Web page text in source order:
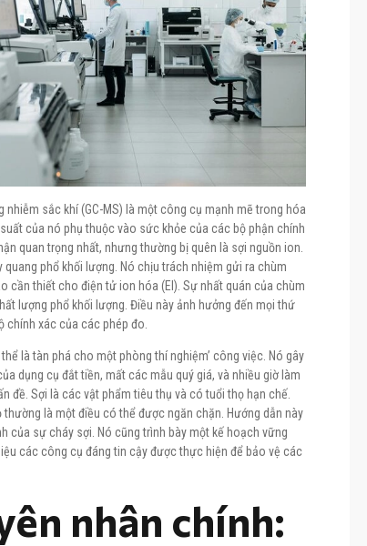
nhiễm sắc khí (GC-MS) là một công cụ mạnh mẽ trong hóa
của nó phụ thuộc vào sức khỏe của các bộ phận chính
quan trọng nhất, nhưng thường bị quên là sợi nguồn ion.
phổ khối lượng. Nó chịu trách nhiệm gửi ra chùm
cần thiết cho điện tử ion hóa (EI). Sự nhất quán của chùm
lượng phổ khối lượng. Điều này ảnh hưởng đến mọi thứ
chính xác của các phép đo.
là tàn phá cho một phòng thí nghiệm’ công việc. Nó gây
dụng cụ đắt tiền, mất các mẫu quý giá, và nhiều giờ làm
đề. Sợi là các vật phẩm tiêu thụ và có tuổi thọ hạn chế.
thường là một điều có thể được ngăn chặn. Hướng dẫn này
của sự cháy sợi. Nó cũng trình bày một kế hoạch vững
các công cụ đáng tin cậy được thực hiện để bảo vệ các
nhân chính: